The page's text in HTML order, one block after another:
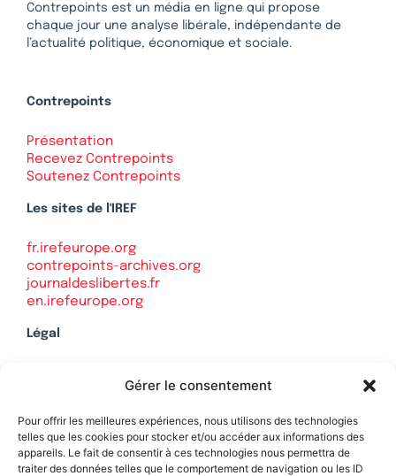
Gérer le consentement
Pour offrir les meilleures expériences, nous utilisons des technologies
telles que les cookies pour stocker et/ou accéder aux informations des
appareils. Le fait de consentir à ces technologies nous permettra de
traiter des données telles que le comportement de navigation ou les ID
Contrepoints est un média en ligne qui propose
chaque jour une analyse libérale, indépendante de
l’actualité politique, économique et sociale.
Contrepoints
Présentation
Recevez Contrepoints
Soutenez Contrepoints
Les sites de l'IREF
fr.irefeurope.org
contrepoints-archives.org
journaldeslibertes.fr
en.irefeurope.org
Légal
Politique de confidentialité